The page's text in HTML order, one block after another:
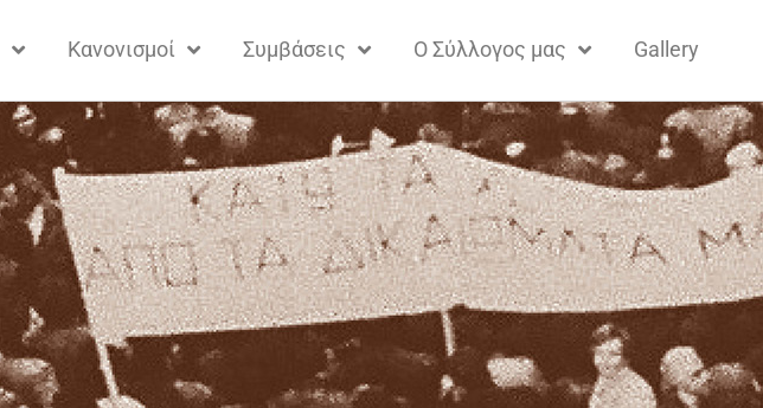
Κανονισμοί Συμβάσεις Ο Σύλλογος μας Gallery